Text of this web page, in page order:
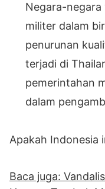
Negara-negara
militer dalam
penurunan
terjadi di
pemerintahan
dalam
Apakah Indonesia
Baca juga: